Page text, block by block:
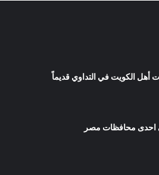
أهل الكويت في التداوي قديماً
احدى محافظات مصر